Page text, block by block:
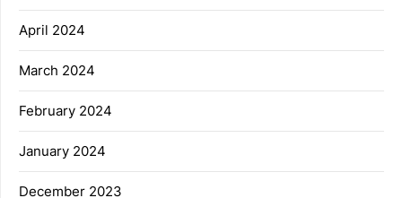
April 2024
March 2024
February 2024
January 2024
December 2023